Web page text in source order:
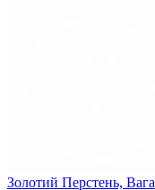
Золотий Перстень,